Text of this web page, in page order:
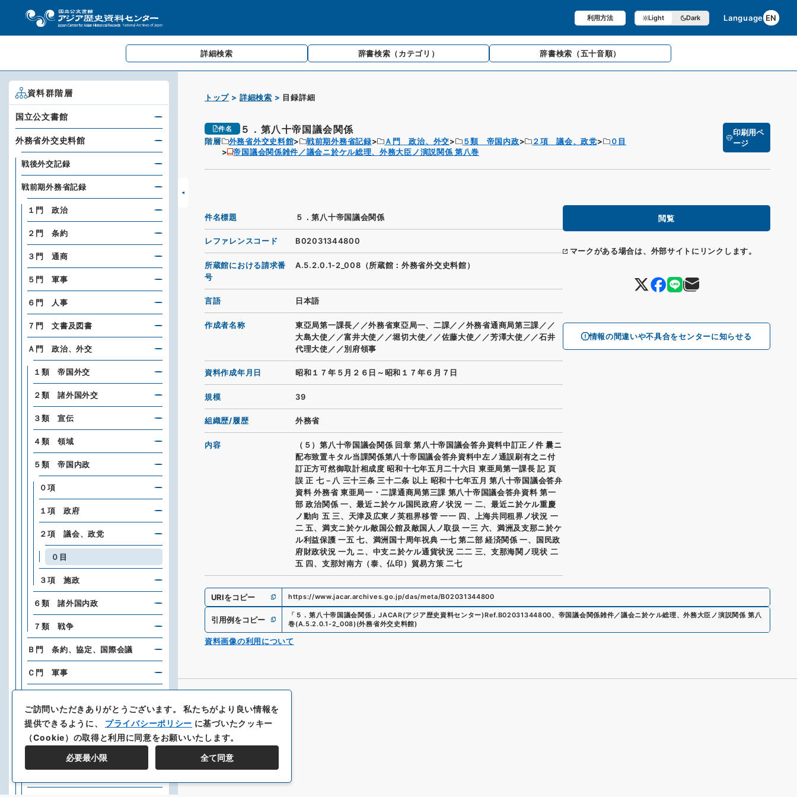
利用方法 Light Dark Language EN
詳細検索 辞書検索 （カテゴリ） 辞書検索 （五十音順）
トップ 詳細検索 目録詳細
件名 ５．第八十帝国議会関係
階層 外務省外交史料館 戦前期外務省記録 Ａ門 政治、外交 ５類 帝国内政 ２項 議会、政党
０目
帝国議会関係雑件／議会ニ於ケル総理、外務大臣ノ演説関係 第八巻
印刷用ペ
ージ
閲覧
マークがある場合は、外部サイトにリンクします。
情報の間違いや不具合をセンターに知らせる
件名標題 ５．第八十帝国議会関係
レファレンスコード B02031344800
所蔵館における請求番
号
A.5.2.0.1-2_008（所蔵館：外務省外交史料館）
言語 日本語
作成者名称
東亞局第一課長／／外務省東亞局一、二課／／外務省通商局第三課／／
大島大使／／富井大使／／堀切大使／／佐藤大使／／芳澤大使／／石井
代理大使／／別府領事
資料作成年月日 昭和１７年５月２６日～昭和１７年６月７日
規模 39
組織歴/履歴 外務省
内容
（５）第八十帝国議会関係 回章 第八十帝国議会答弁資料中訂正ノ件 曩ニ
配布致置キタル当課関係第八十帝国議会答弁資料中左ノ通誤刷有之ニ付
訂正方可然御取計相成度 昭和十七年五月二十六日 東亜局第一課長 記 頁
誤 正 七－八 三十三条 三十二条 以上 昭和十七年五月 第八十帝国議会答弁
資料 外務省 東亜局一・二課通商局第三課 第八十帝国議会答弁資料 第一
部 政治関係 一、最近ニ於ケル国民政府ノ状況 一 二、最近ニ於ケル重慶
ノ動向 五 三、天津及広東ノ英租界移管 一一 四、上海共同租界ノ状況 一
二 五、満支ニ於ケル敵国公館及敵国人ノ取扱 一三 六、満洲及支那ニ於ケ
ル利益保護 一五 七、満洲国十周年祝典 一七 第二部 経済関係 一、国民政
府財政状況 一九 ニ、中支ニ於ケル通貨状況 二二 三、支那海関ノ現状 二
五 四、支那対南方（泰、仏印）貿易方策 二七
URIをコピー https://www.jacar.archives.go.jp/das/meta/B02031344800
引用例をコピー 「 ５．第八十帝国議会関係 」JACAR(アジア歴史資料センター)Ref.B02031344800、 帝国議会関係雑件／議会ニ於ケル総理、外務大臣ノ演説関係 第八
巻(A.5.2.0.1-2_008)(外務省外交史料館)
資料画像の利用について
資料群階層
国立公文書館
外務省外交史料館
戦後外交記録
戦前期外務省記録
１門 政治
２門 条約
３門 通商
５門 軍事
６門 人事
７門 文書及図書
Ａ門 政治、外交
１類 帝国外交
２類 諸外国外交
３類 宣伝
４類 領域
５類 帝国内政
０項
１項 政府
２項 議会、政党
０目
３項 施政
６類 諸外国内政
７類 戦争
Ｂ門 条約、協定、国際会議
Ｃ門 軍事
Ｆ門 交通、通信
Ｇ門 都市、港湾、土木、建築、
ご訪問いただきありがとうございます。私たちがより良い情報を
提供できるように、 プライバシーポリシー に基づいたクッキー
（Cookie）の取得と利用に同意をお願いいたします。
必要最小限 全て同意